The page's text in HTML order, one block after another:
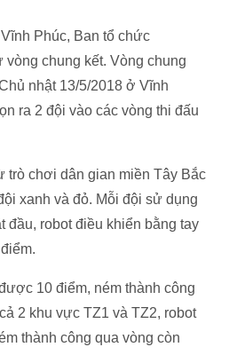
Phúc, Ban tổ chức
vòng chung kết. Vòng chung
nhật 13/5/2018 ở Vĩnh
ra 2 đội vào các vòng thi đấu
trò chơi dân gian miền Tây Bắc
xanh và đỏ. Mỗi đội sử dụng
đầu, robot điều khiển bằng tay
10 điểm, ném thành công
2 khu vực TZ1 và TZ2, robot
thành công qua vòng còn